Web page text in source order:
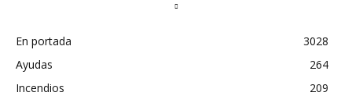
En portada
3028
Ayudas
264
Incendios
209